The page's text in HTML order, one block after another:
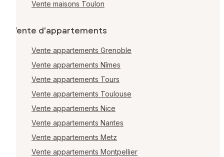
Vente maisons Toulon
Vente d'appartements
Vente appartements Grenoble
Vente appartements Nîmes
Vente appartements Tours
Vente appartements Toulouse
Vente appartements Nice
Vente appartements Nantes
Vente appartements Metz
Vente appartements Montpellier